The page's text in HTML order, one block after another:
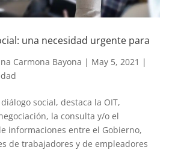
una necesidad urgente para
Carmona Bayona | May 5, 2021 |
diálogo social, destaca la OIT,
la consulta y/o el
informaciones entre el Gobierno,
de trabajadores y de empleadores